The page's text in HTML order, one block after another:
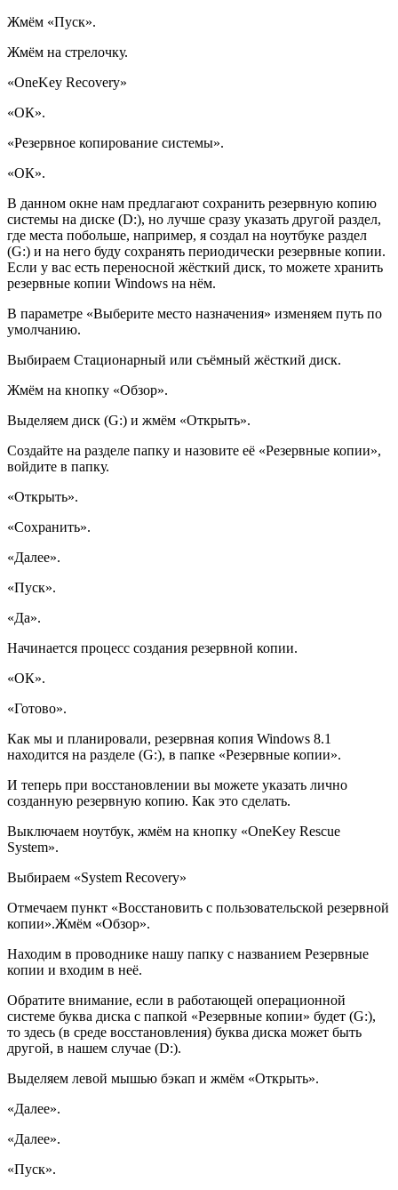
Жмём «Пуск».
Жмём на стрелочку.
«OneKey Recovery»
«ОК».
«Резервное копирование системы».
«ОК».
В данном окне нам предлагают сохранить резервную копию
системы на диске (D:), но лучше сразу указать другой раздел,
где места побольше, например, я создал на ноутбуке раздел
(G:) и на него буду сохранять периодически резервные копии.
Если у вас есть переносной жёсткий диск, то можете хранить
резервные копии Windows на нём.
В параметре «Выберите место назначения» изменяем путь по
умолчанию.
Выбираем Стационарный или съёмный жёсткий диск.
Жмём на кнопку «Обзор».
Выделяем диск (G:) и жмём «Открыть».
Создайте на разделе папку и назовите её «Резервные копии»,
войдите в папку.
«Открыть».
«Сохранить».
«Далее».
«Пуск».
«Да».
Начинается процесс создания резервной копии.
«ОК».
«Готово».
Как мы и планировали, резервная копия Windows 8.1
находится на разделе (G:), в папке «Резервные копии».
И теперь при восстановлении вы можете указать лично
созданную резервную копию. Как это сделать.
Выключаем ноутбук, жмём на кнопку «OneKey Rescue
System».
Выбираем «System Recovery»
Отмечаем пункт «Восстановить с пользовательской резервной
копии».Жмём «Обзор».
Находим в проводнике нашу папку с названием Резервные
копии и входим в неё.
Обратите внимание, если в работающей операционной
системе буква диска с папкой «Резервные копии» будет (G:),
то здесь (в среде восстановления) буква диска может быть
другой, в нашем случае (D:).
Выделяем левой мышью бэкап и жмём «Открыть».
«Далее».
«Далее».
«Пуск».